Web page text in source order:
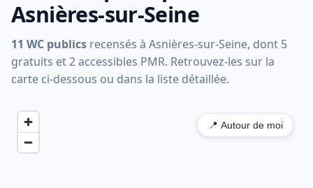
Asnières-sur-Seine
11 WC publics recensés à Asnières-sur-Seine, dont 5
gratuits et 2 accessibles PMR. Retrouvez-les sur la
carte ci-dessous ou dans la liste détaillée.
📍 Autour de moi